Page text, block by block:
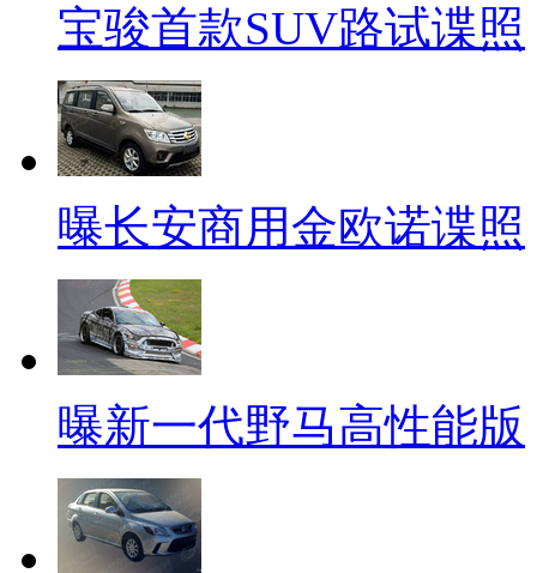
宝骏首款SUV路试谍照
曝长安商用金欧诺谍照
曝新一代野马高性能版